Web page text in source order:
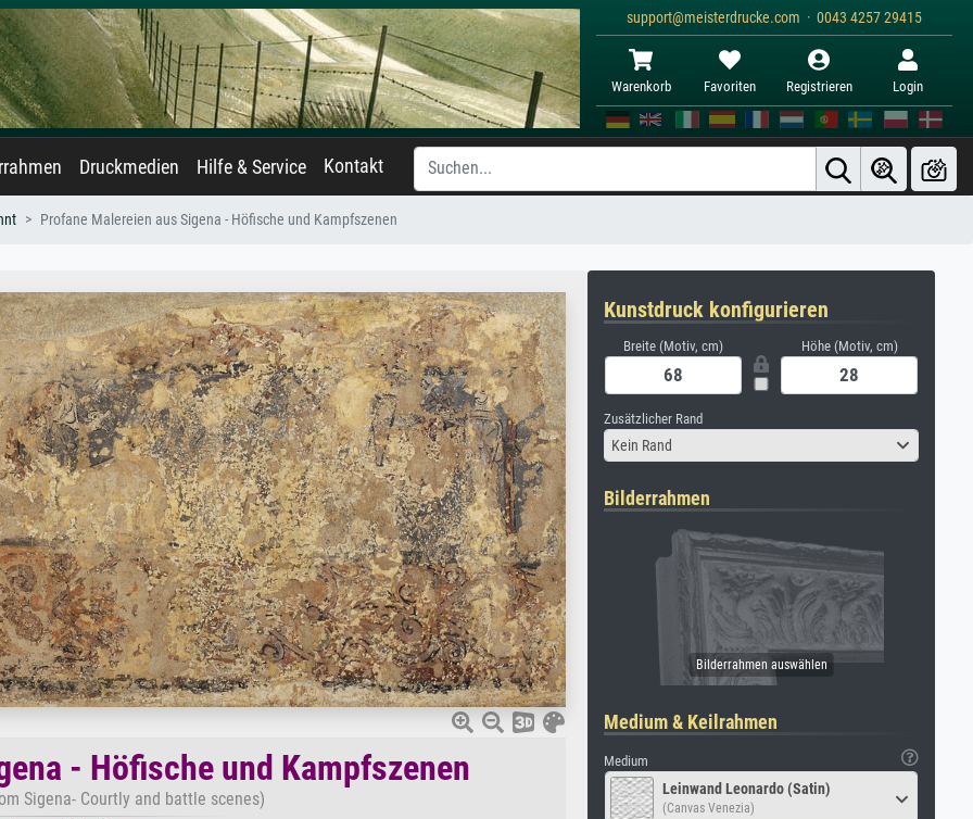
support@meisterdrucke.com · 0043 4257 29415
Warenkorb Favoriten Registrieren Login
Druckmedien Hilfe & Service Kontakt
Profane Malereien aus Sigena - Höfische und Kampfszenen
- Höfische und Kampfszenen
Sigena- Courtly and battle scenes)
Kunstdruck konfigurieren
Breite (Motiv, cm) Höhe (Motiv, cm)
Zusätzlicher Rand
Kein Rand
Bilderrahmen
Medium & Keilrahmen
Medium
Leinwand Leonardo (Satin)
(Canvas Venezia)